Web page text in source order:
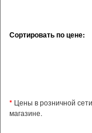
Сортировать по цене:
* Цены в розничной
магазине.